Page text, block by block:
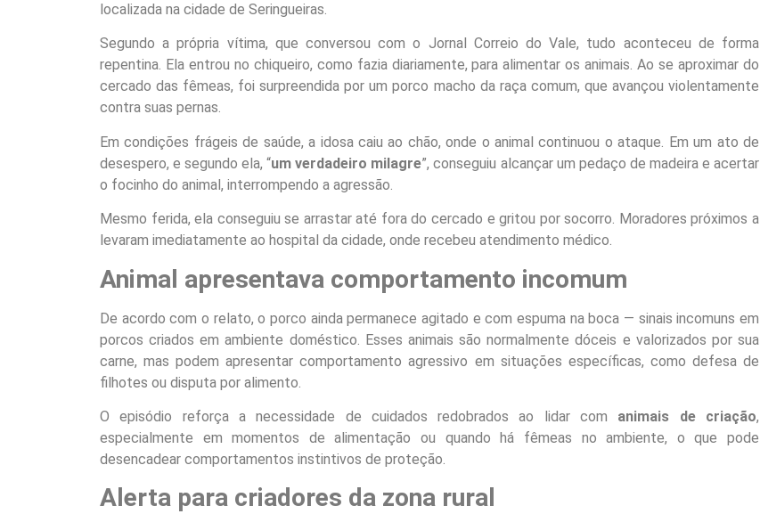
localizada na cidade de Seringueiras.
Segundo a própria vítima, que conversou com o Jornal Correio do Vale, tudo aconteceu de forma
repentina. Ela entrou no chiqueiro, como fazia diariamente, para alimentar os animais. Ao se aproximar do
cercado das fêmeas, foi surpreendida por um porco macho da raça comum, que avançou violentamente
contra suas pernas.
Em condições frágeis de saúde, a idosa caiu ao chão, onde o animal continuou o ataque. Em um ato de
desespero, e segundo ela, “um verdadeiro milagre”, conseguiu alcançar um pedaço de madeira e acertar
o focinho do animal, interrompendo a agressão.
Mesmo ferida, ela conseguiu se arrastar até fora do cercado e gritou por socorro. Moradores próximos a
levaram imediatamente ao hospital da cidade, onde recebeu atendimento médico.
Animal apresentava comportamento incomum
De acordo com o relato, o porco ainda permanece agitado e com espuma na boca — sinais incomuns em
porcos criados em ambiente doméstico. Esses animais são normalmente dóceis e valorizados por sua
carne, mas podem apresentar comportamento agressivo em situações específicas, como defesa de
filhotes ou disputa por alimento.
O episódio reforça a necessidade de cuidados redobrados ao lidar com animais de criação,
especialmente em momentos de alimentação ou quando há fêmeas no ambiente, o que pode
desencadear comportamentos instintivos de proteção.
Alerta para criadores da zona rural